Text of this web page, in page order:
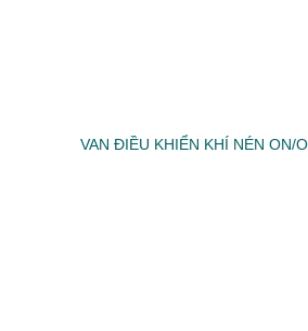
VAN ĐIỀU KHIỂN KHÍ NÉN ON/